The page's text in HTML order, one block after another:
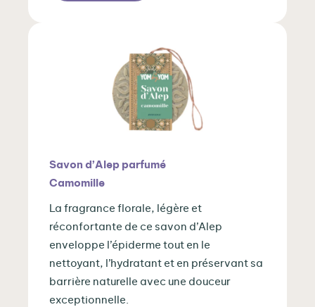
Savon d’Alep parfumé
Camomille
La fragrance florale, légère et
réconfortante de ce savon d’Alep
enveloppe l’épiderme tout en le
nettoyant, l’hydratant et en préservant sa
barrière naturelle avec une douceur
exceptionnelle.